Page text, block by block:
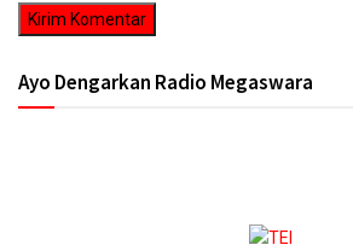
Ayo Dengarkan Radio Megaswara